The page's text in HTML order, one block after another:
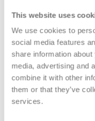
This website uses
We use cookies to
social media features
share information
media, advertising and
combine it with other
them or that they’ve
services.
Popolna
Omogoči/